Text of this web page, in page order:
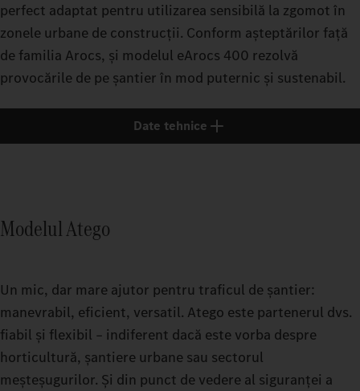
perfect adaptat pentru utilizarea sensibilă la zgomot în
zonele urbane de construcții. Conform așteptărilor față
de familia Arocs, și modelul eArocs 400 rezolvă
provocările de pe șantier în mod puternic și sustenabil.
Date tehnice
Modelul Atego
Un mic, dar mare ajutor pentru traficul de șantier:
manevrabil, eficient, versatil. Atego este partenerul dvs.
fiabil și flexibil – indiferent dacă este vorba despre
horticultură, șantiere urbane sau sectorul
meșteșugurilor. Și din punct de vedere al siguranței a